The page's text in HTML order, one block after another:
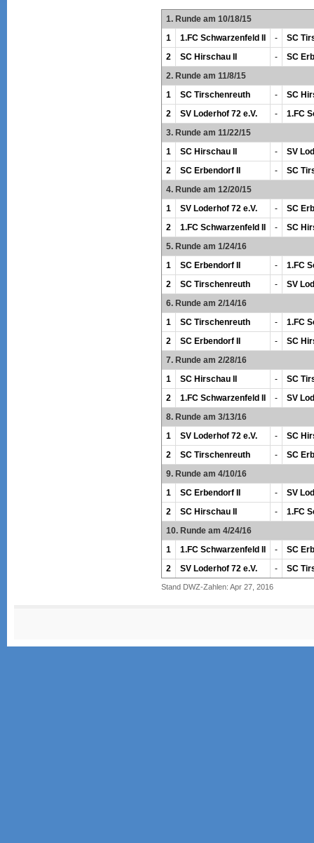
1. Runde am 10/18/15
1
1.FC Schwarzenfeld II -
SC
2
SC Hirschau II -
SC
2. Runde am 11/8/15
1
SC Tirschenreuth -
SC
2
SV Loderhof 72 e.V. -
1.FC
3. Runde am 11/22/15
1
SC Hirschau II -
SV
2
SC Erbendorf II -
SC
4. Runde am 12/20/15
1
SV Loderhof 72 e.V. -
SC
2
1.FC Schwarzenfeld II -
SC
5. Runde am 1/24/16
1
SC Erbendorf II -
1.FC
2
SC Tirschenreuth -
SV
6. Runde am 2/14/16
1
SC Tirschenreuth -
1.FC
2
SC Erbendorf II -
SC
7. Runde am 2/28/16
1
SC Hirschau II -
SC
2
1.FC Schwarzenfeld II -
SV
8. Runde am 3/13/16
1
SV Loderhof 72 e.V. -
SC
2
SC Tirschenreuth -
SC
9. Runde am 4/10/16
1
SC Erbendorf II -
SV
2
SC Hirschau II -
1.FC
10. Runde am 4/24/16
1
1.FC Schwarzenfeld II -
SC
2
SV Loderhof 72 e.V. - SC
Stand DWZ-Zahlen: Apr 27, 2016